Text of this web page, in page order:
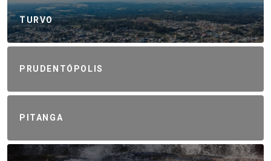
TURVO
PRUDENTÓPOLIS
PITANGA